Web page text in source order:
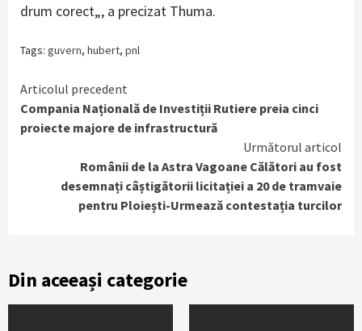
drum corect„, a precizat Thuma.
Tags: guvern, hubert, pnl
Continue
Reading
Articolul precedent
Compania Națională de Investiții Rutiere preia cinci
proiecte majore de infrastructură
Următorul articol
Românii de la Astra Vagoane Călători au fost
desemnați câștigătorii licitației a 20 de tramvaie
pentru Ploiești-Urmează contestația turcilor
Din aceeași categorie